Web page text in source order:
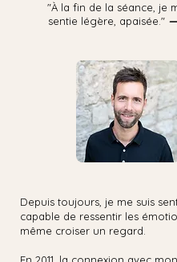
"À la fin de la séance, je
sentie légère, apaisée."
Depuis toujours, je me suis
capable de ressentir les
même croiser un regard.​